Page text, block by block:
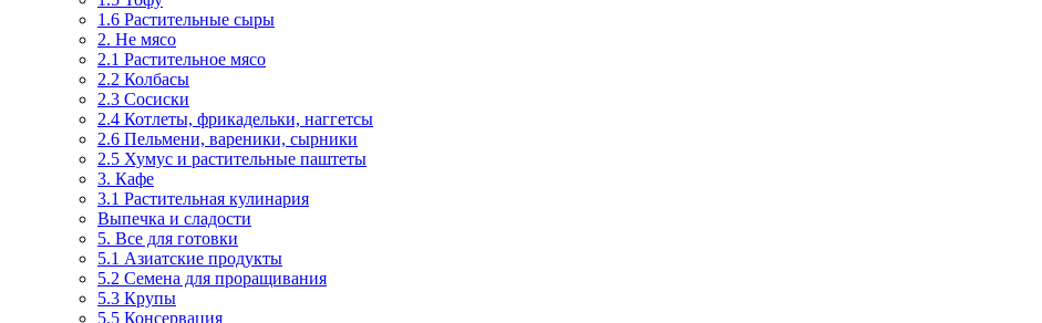
1.6 Растительные сыры
2. Не мясо
2.1 Растительное мясо
2.2 Колбасы
2.3 Сосиски
2.4 Котлеты, фрикадельки, наггетсы
2.6 Пельмени, вареники, сырники
2.5 Хумус и растительные паштеты
3. Кафе
3.1 Растительная кулинария
Выпечка и сладости
5. Все для готовки
5.1 Азиатские продукты
5.2 Семена для проращивания
5.3 Крупы
5.5 Консервация